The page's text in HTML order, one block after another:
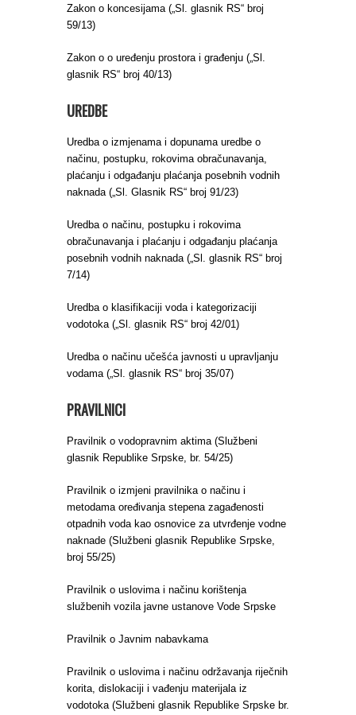
Zakon o koncesijama („Sl. glasnik RS“ broj
59/13)
Zakon o o uređenju prostora i građenju („Sl.
glasnik RS“ broj 40/13)
UREDBE
Uredba o izmjenama i dopunama uredbe o
načinu, postupku, rokovima obračunavanja,
plaćanju i odgađanju plaćanja posebnih vodnih
naknada („Sl. Glasnik RS“ broj 91/23)
Uredba o načinu, postupku i rokovima
obračunavanja i plaćanju i odgađanju plaćanja
posebnih vodnih naknada („Sl. glasnik RS“ broj
7/14)
Uredba o klasifikaciji voda i kategorizaciji
vodotoka („Sl. glasnik RS“ broj 42/01)
Uredba o načinu učešća javnosti u upravljanju
vodama („Sl. glasnik RS“ broj 35/07)
PRAVILNICI
Pravilnik o vodopravnim aktima (Službeni
glasnik Republike Srpske, br. 54/25)
Pravilnik o izmjeni pravilnika o načinu i
metodama oređivanja stepena zagađenosti
otpadnih voda kao osnovice za utvrđenje vodne
naknade (Službeni glasnik Republike Srpske,
broj 55/25)
Pravilnik o uslovima i načinu korištenja
službenih vozila javne ustanove Vode Srpske
Pravilnik o Javnim nabavkama
Pravilnik o uslovima i načinu održavanja riječnih
korita, dislokaciji i vađenju materijala iz
vodotoka (Službeni glasnik Republike Srpske br.